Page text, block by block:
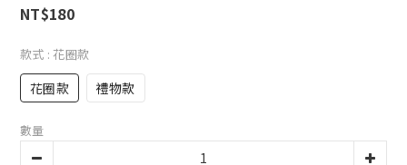
NT$180
款式 : 花圈款
花圈款 禮物款
數量